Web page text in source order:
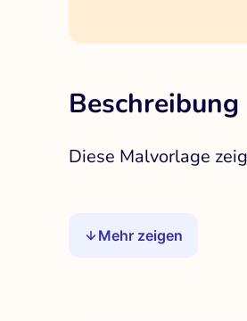
Beschreibung
Diese Malvorlage
Mehr zeigen